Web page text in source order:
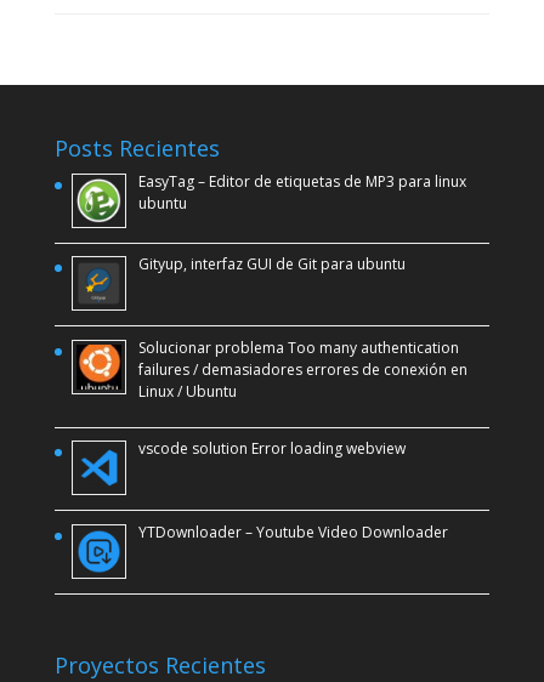
Posts Recientes
EasyTag – Editor de etiquetas de MP3 para linux
ubuntu
Gityup, interfaz GUI de Git para ubuntu
Solucionar problema Too many authentication
failures / demasiadores errores de conexión en
Linux / Ubuntu
vscode solution Error loading webview
YTDownloader – Youtube Video Downloader
Proyectos Recientes